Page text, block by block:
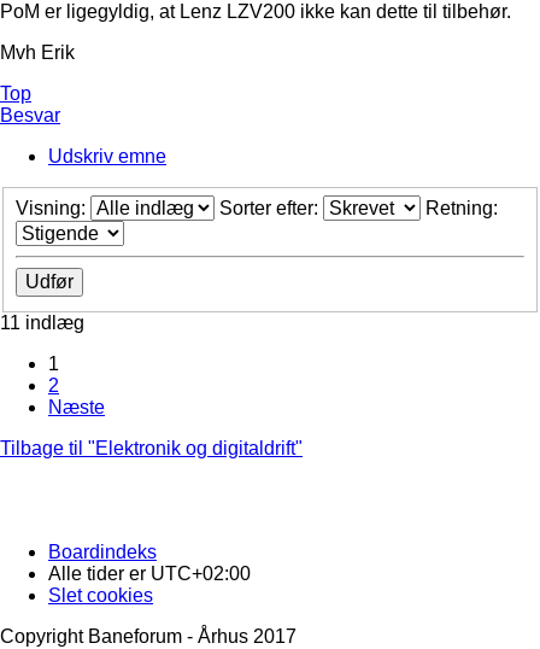
PoM er ligegyldig, at Lenz LZV200 ikke kan dette til tilbehør.
Mvh Erik
Top
Besvar
Udskriv emne
Visning: Sorter efter: Retning:
11 indlæg
1
2
Næste
Tilbage til "Elektronik og digitaldrift"
Boardindeks
Alle tider er UTC+02:00
Slet cookies
Copyright Baneforum - Århus 2017